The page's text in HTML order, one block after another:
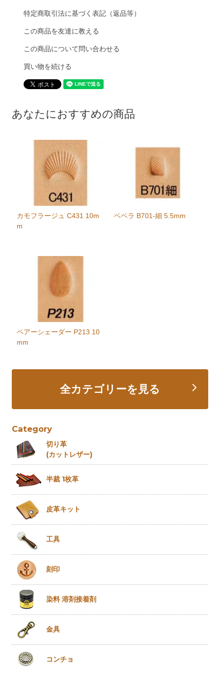
特定商取引法に基づく表記（返品等）
この商品を友達に教える
この商品について問い合わせる
買い物を続ける
あなたにおすすめの商品
カモフラージュ C431 10m
m
ベベラ B701-細 5.5mm
ペアーシェーダー P213 10
mm
全カテゴリーを見る
Category
切り革
(カットレザー)
半裁 1枚革
皮革キット
工具
刻印
染料 溶剤接着剤
金具
コンチョ